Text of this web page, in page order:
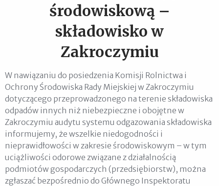
środowiskową –
składowisko w
Zakroczymiu
W nawiązaniu do posiedzenia Komisji Rolnictwa i
Ochrony Środowiska Rady Miejskiej w Zakroczymiu
dotyczącego przeprowadzonego na terenie składowiska
odpadów innych niż niebezpieczne i obojętne w
Zakroczymiu audytu systemu odgazowania składowiska
informujemy, że wszelkie niedogodności i
nieprawidłowości w zakresie środowiskowym – w tym
uciążliwości odorowe związane z działalnością
podmiotów gospodarczych (przedsiębiorstw), można
zgłaszać bezpośrednio do Głównego Inspektoratu